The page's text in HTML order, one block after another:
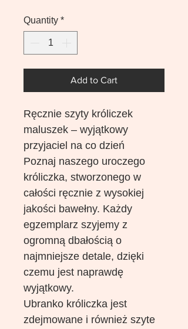
Quantity *
Add to Cart
Ręcznie szyty króliczek
maluszek – wyjątkowy
przyjaciel na co dzień
Poznaj naszego uroczego
króliczka, stworzonego w
całości ręcznie z wysokiej
jakości bawełny. Każdy
egzemplarz szyjemy z
ogromną dbałością o
najmniejsze detale, dzięki
czemu jest naprawdę
wyjątkowy.
Ubranko króliczka jest
zdejmowane i również szyte